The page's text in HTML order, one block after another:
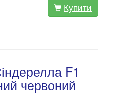
Купити
F1
червоний